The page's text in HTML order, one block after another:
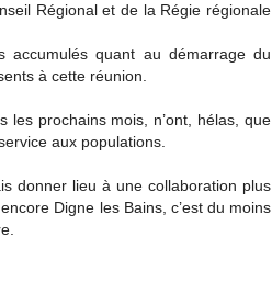
Régional et de la Régie régionale
accumulés quant au démarrage du
à cette réunion.
les prochains mois, n’ont, hélas, que
aux populations.
donner lieu à une collaboration plus
Digne les Bains, c’est du moins